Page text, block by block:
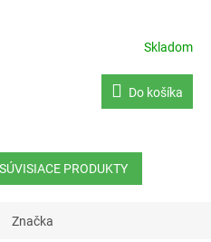
Skladom
Do košíka
PRODUKTY
Značka